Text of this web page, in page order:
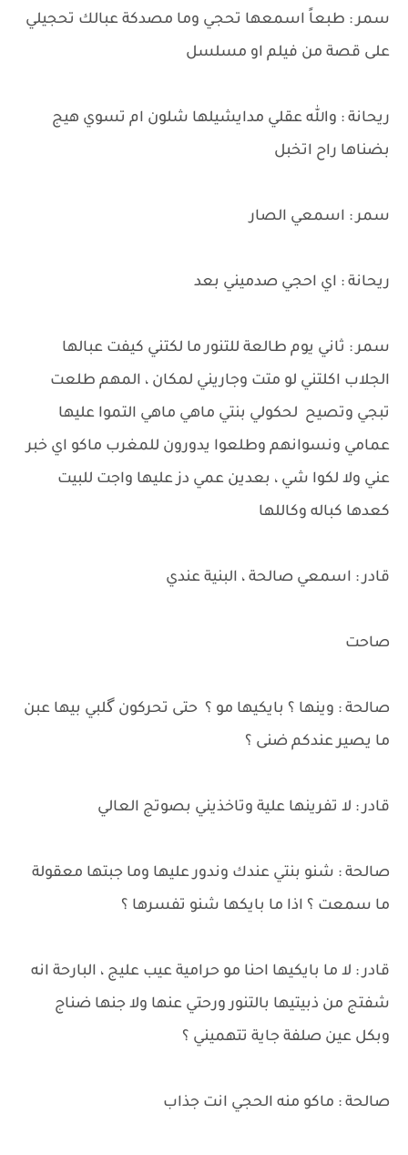
سمر : طبعاً اسمعها تحجي وما مصدكة عبالك تحجيلي
على قصة من فيلم او مسلسل
ريحانة : والله عقلي مدايشيلها شلون ام تسوي هيج
بضناها راح اتخبل
سمر : اسمعي الصار
ريحانة : اي احجي صدميني بعد
سمر : ثاني يوم طالعة للتنور ما لكتني كيفت عبالها
الجلاب اكلتني لو متت وجاريني لمكان ، المهم طلعت
تبجي وتصيح لحكولي بنتي ماهي ماهي التموا عليها
عمامي ونسوانهم وطلعوا يدورون للمغرب ماكو اي خبر
عني ولا لكوا شي ، بعدين عمي دز عليها واجت للبيت
كعدها كباله وكاللها
قادر : اسمعي صالحة ، البنية عندي
صاحت
صالحة : وينها ؟ بايكيها مو ؟ حتى تحركون گلبي بيها عبن
ما يصير عندكم ضنى ؟
قادر : لا تفرينها علية وتاخذيني بصوتج العالي
صالحة : شنو بنتي عندك وندور عليها وما جبتها معقولة
ما سمعت ؟ اذا ما بايكها شنو تفسرها ؟
قادر : لا ما بايكيها احنا مو حرامية عيب عليج ، البارحة انه
شفتج من ذبيتيها بالتنور ورحتي عنها ولا جنها ضناج
وبكل عين صلفة جاية تتهميني ؟
صالحة : ماكو منه الحجي انت جذاب